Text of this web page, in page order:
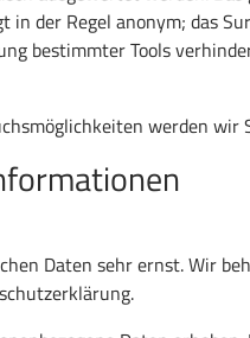
der Regel anonym; das
bestimmter Tools
werden
Daten sehr ernst. Wir